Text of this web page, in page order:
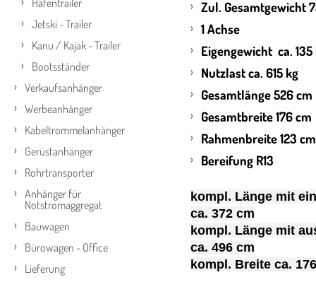
Hafentrailer
Jetski - Trailer
Kanu / Kajak - Trailer
Bootsständer
Verkaufsanhänger
Werbeanhänger
Kabeltrommelanhänger
Gerüstanhänger
Rohrtransporter
Anhänger für
Notstromaggregat
Bauwagen
Bürowagen - Office
Lieferung
Zul. Gesamtgewicht
1 Achse
Eigengewicht ca. 135
Nutzlast ca. 615 kg
Gesamtlänge 526 cm
Gesamtbreite 176 cm
Rahmenbreite 123
Bereifung R13
kompl. Länge mit
ca. 372 cm
kompl. Länge mit
ca. 496 cm
kompl. Breite ca.